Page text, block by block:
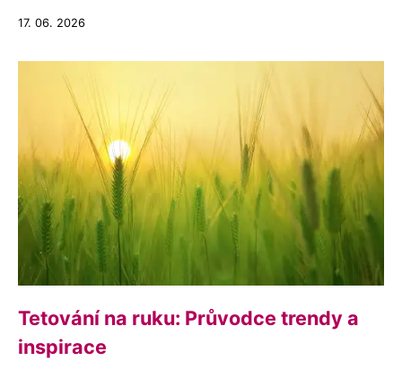
17. 06. 2026
Tetování na ruku: Průvodce trendy a
inspirace